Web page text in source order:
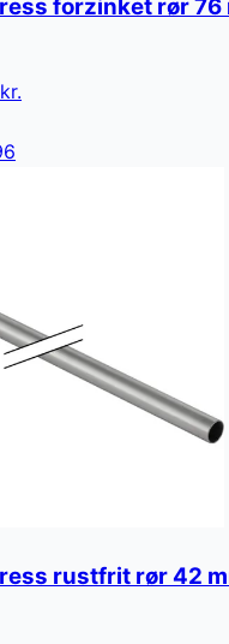
forzinket rør 76
rustfrit rør 42